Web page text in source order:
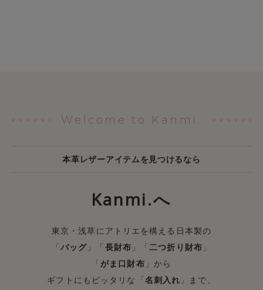
Welcome to Kanmi.
本革レザーアイテムを見つけるなら
Kanmi.へ
東京・浅草にアトリエを構える日本製の
「バッグ 」「 長財布 」「二つ折り財布 」
「 がま口財布 」から
ギフトにもピッタリな「名刺入れ 」まで、